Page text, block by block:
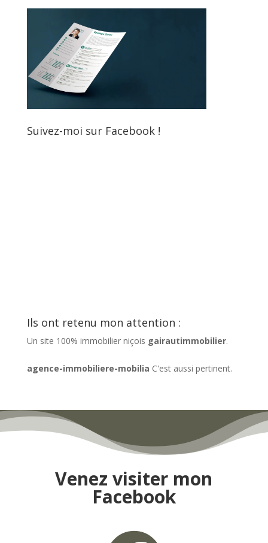
Suivez-moi sur Facebook !
Ils ont retenu mon attention :
Un site 100% immobilier niçois gairautimmobilier.
agence-immobiliere-mobilia C'est aussi pertinent.
Venez visiter mon
Facebook